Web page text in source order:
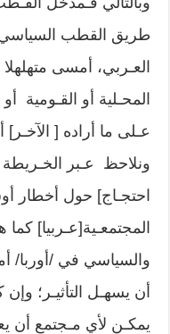
طريق القطب السياسي
العـربي، أمسى
المحـلية أو القـومية
عـلى ما أراده [
ونلاحظ عـبر
احتجـاج] حول أخطار
المجتمعـية[عـربيا]
والسياسي في /أوربا/
أن يسهـل التأثيـر؛
يمكـن لأي مـجتمع أن